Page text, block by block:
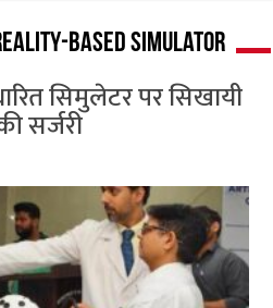
Based Simulator
सिमुलेटर पर सिखायी
सर्जरी